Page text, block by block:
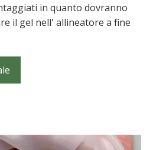
in quanto dovranno
il gel nell' allineatore a fine